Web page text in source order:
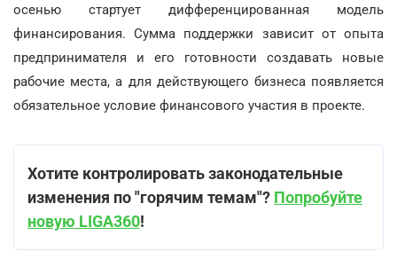
осенью стартует дифференцированная модель
финансирования. Сумма поддержки зависит от опыта
предпринимателя и его готовности создавать новые
рабочие места, а для действующего бизнеса появляется
обязательное условие финансового участия в проекте.
Хотите контролировать законодательные
изменения по "горячим темам"? Попробуйте
новую LIGA360!